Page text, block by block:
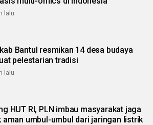
lalu
Bantul resmikan 14 desa budaya
pelestarian tradisi
lalu
HUT RI, PLN imbau masyarakat jaga
aman umbul-umbul dari jaringan listrik